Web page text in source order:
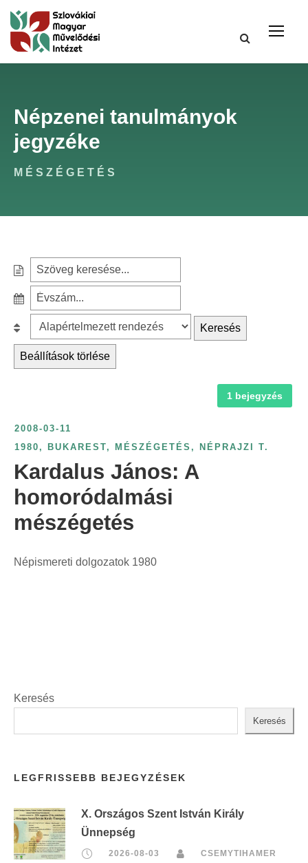
Népzenei tanulmányok
jegyzéke
MÉSZÉGETÉS
e
c
h
:
z
é
v
s
á
m
s
e
e
s
l
á
s
:
Keresés
Beállítások törlése
1 bejegyzés
2008-03-11
1980 , BUKAREST, MÉSZÉGETÉS , NÉPRAJZI T.
Kardalus János: A
homoródalmási
mészégetés
Népismereti dolgozatok 1980
Keresés
Keresés
LEGFRISSEBB BEJEGYZÉSEK
X. Országos Szent István Király
Ünnepség
2026-08-03 CSEMYTIHAMER